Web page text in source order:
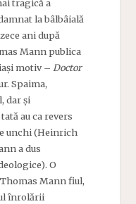
tragică a
la bâlbâială
ani după
Mann publica
motiv – Doctor
Spaima,
dar și
au ca revers
unchi (Heinrich
a dus
O
Mann fiul,
înrolării